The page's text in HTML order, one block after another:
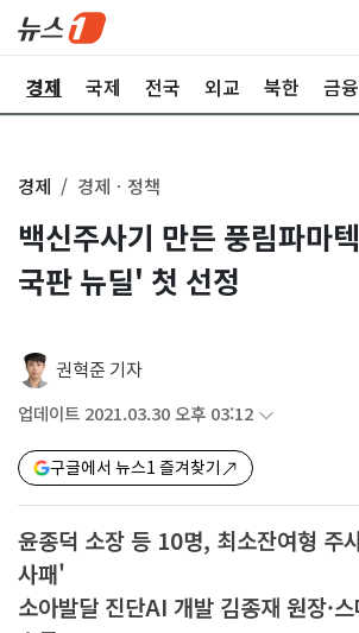
경제 국제 전국 외교 북한 금
경제 경제ㆍ정책
백신주사기 만든 풍림파마
국판 뉴딜' 첫 선정
권혁준 기자
업데이트 2021.03.30 오후 03:12
구글에서 뉴스1 즐겨찾기
윤종덕 소장 등 10명, 최소잔여형 주
사패'
소아발달 진단AI 개발 김종재 원장·